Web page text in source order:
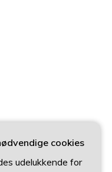
cookies
udelukkende for